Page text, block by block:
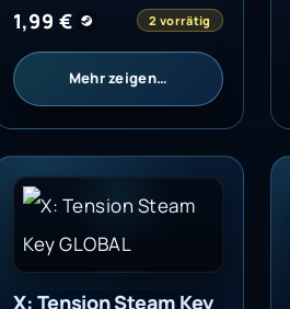
1,99 € 2 vorrätig
Mehr zeigen…
X: Tension Steam Key GLOBAL
X: Tension Steam Key